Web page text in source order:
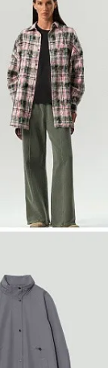
Войти
Войти